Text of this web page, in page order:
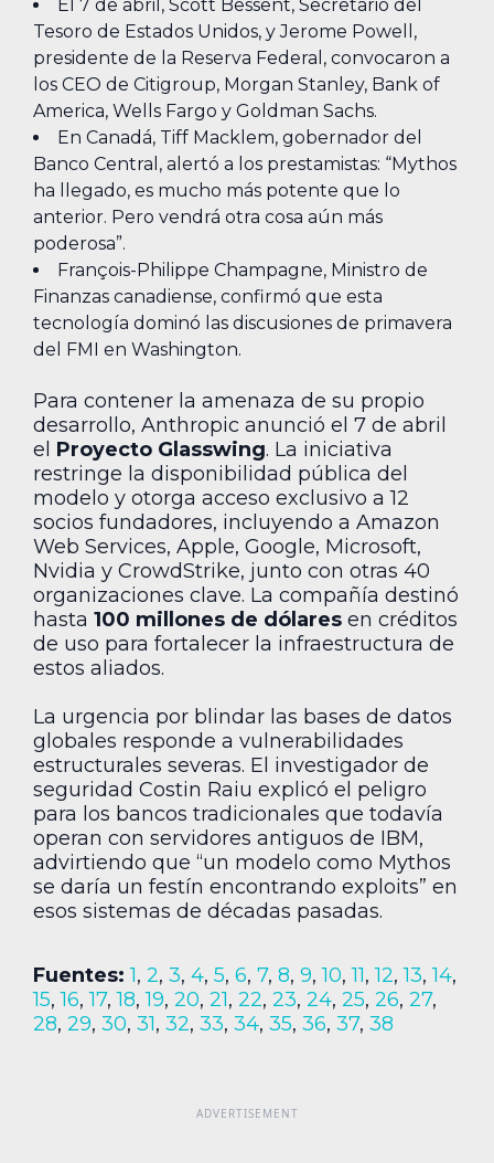
El 7 de abril, Scott Bessent, Secretario del
Tesoro de Estados Unidos, y Jerome Powell,
presidente de la Reserva Federal, convocaron a
los CEO de Citigroup, Morgan Stanley, Bank of
America, Wells Fargo y Goldman Sachs.
En Canadá, Tiff Macklem, gobernador del
Banco Central, alertó a los prestamistas: “Mythos
ha llegado, es mucho más potente que lo
anterior. Pero vendrá otra cosa aún más
poderosa”.
François-Philippe Champagne, Ministro de
Finanzas canadiense, confirmó que esta
tecnología dominó las discusiones de primavera
del FMI en Washington.
Para contener la amenaza de su propio
desarrollo, Anthropic anunció el 7 de abril
el Proyecto Glasswing. La iniciativa
restringe la disponibilidad pública del
modelo y otorga acceso exclusivo a 12
socios fundadores, incluyendo a Amazon
Web Services, Apple, Google, Microsoft,
Nvidia y CrowdStrike, junto con otras 40
organizaciones clave. La compañía destinó
hasta 100 millones de dólares en créditos
de uso para fortalecer la infraestructura de
estos aliados.
La urgencia por blindar las bases de datos
globales responde a vulnerabilidades
estructurales severas. El investigador de
seguridad Costin Raiu explicó el peligro
para los bancos tradicionales que todavía
operan con servidores antiguos de IBM,
advirtiendo que “un modelo como Mythos
se daría un festín encontrando exploits” en
esos sistemas de décadas pasadas.
Fuentes: 1, 2, 3, 4, 5, 6, 7, 8, 9,10,11,12,13,14,
15,16,17,18,19, 20, 21, 22, 23, 24, 25, 26, 27,
28, 29, 30, 31, 32, 33, 34, 35, 36, 37, 38